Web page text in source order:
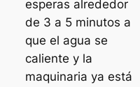
esperas alrededor
de 3 a 5 minutos a
que el agua se
caliente y la
maquinaria ya está